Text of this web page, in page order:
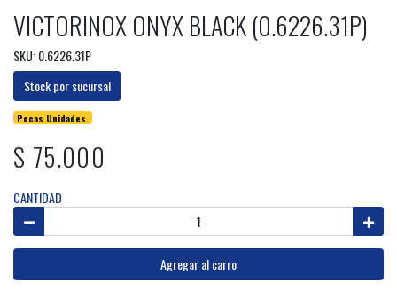
VICTORINOX ONYX BLACK (0.6226.31P)
SKU: 0.6226.31P
Stock por sucursal
Pocas Unidades.
$ 75.000
CANTIDAD
Agregar al carro